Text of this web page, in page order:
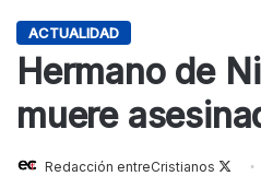
ACTUALIDAD
Hermano de
muere
Redacción entreCristianos